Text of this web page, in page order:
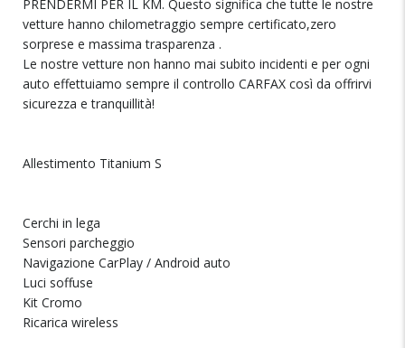
PRENDERMI PER IL KM. Questo significa che tutte le nostre
vetture hanno chilometraggio sempre certificato,zero
sorprese e massima trasparenza .
Le nostre vetture non hanno mai subito incidenti e per ogni
auto effettuiamo sempre il controllo CARFAX così da offrirvi
sicurezza e tranquillità!
Allestimento Titanium S
Cerchi in lega
Sensori parcheggio
Navigazione CarPlay / Android auto
Luci soffuse
Kit Cromo
Ricarica wireless